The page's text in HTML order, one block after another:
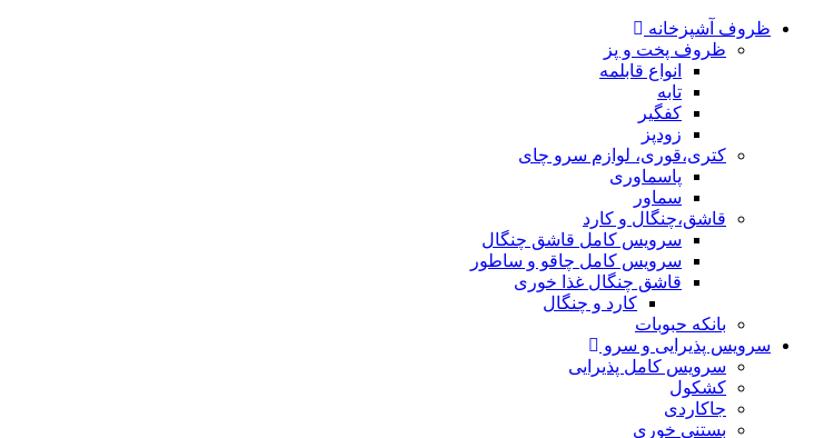
ظروف آشپزخانه
ظروف پخت و پز
انواع قابلمه
تابه
کفگیر
زودپز
کتری،قوری، لوازم سرو چای
پاسماوری
سماور
قاشق،چنگال و کارد
سرویس کامل قاشق چنگال
سرویس کامل چاقو و ساطور
قاشق چنگال غذا خوری
کارد و چنگال
بانکه حبوبات
سرویس پذیرایی و سرو
سرویس کامل پذیرایی
کشکول
جاکاردی
بستنی خوری